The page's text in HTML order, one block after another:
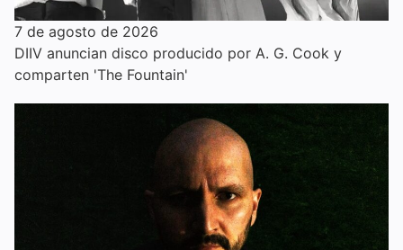
7 de agosto de 2026
DIIV anuncian disco producido por A. G. Cook y
comparten 'The Fountain'